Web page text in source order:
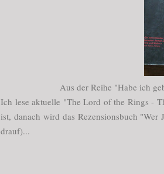
Aus der Reihe "Habe ich
Ich lese aktuelle "The Lord of the Rings -
ist, danach wird das Rezensionsbuch
drauf)...